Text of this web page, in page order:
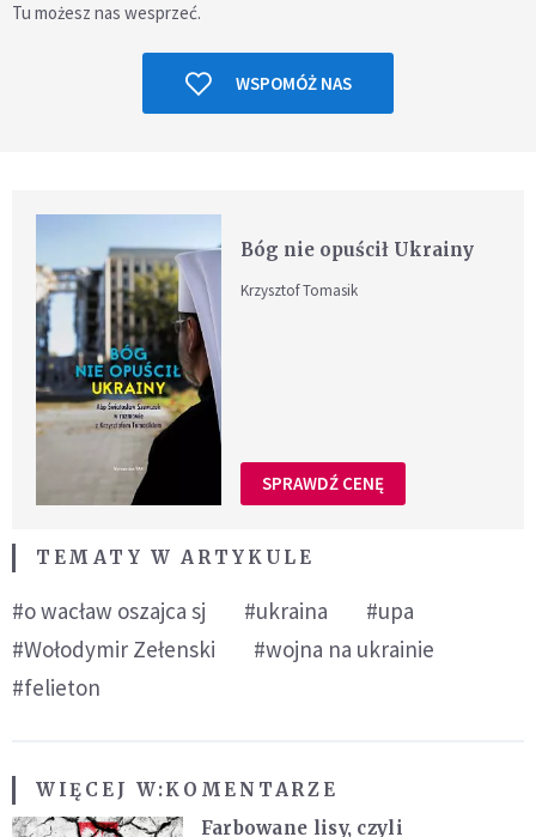
Tu możesz nas wesprzeć.
WSPOMÓŻ NAS
Bóg nie opuścił Ukrainy
Krzysztof Tomasik
SPRAWDŹ CENĘ
TEMATY W ARTYKULE
#o wacław oszajca sj #ukraina
#upa
#Wołodymir Zełenski
#wojna na ukrainie
#felieton
WIĘCEJ W:KOMENTARZE
Farbowane lisy, czyli